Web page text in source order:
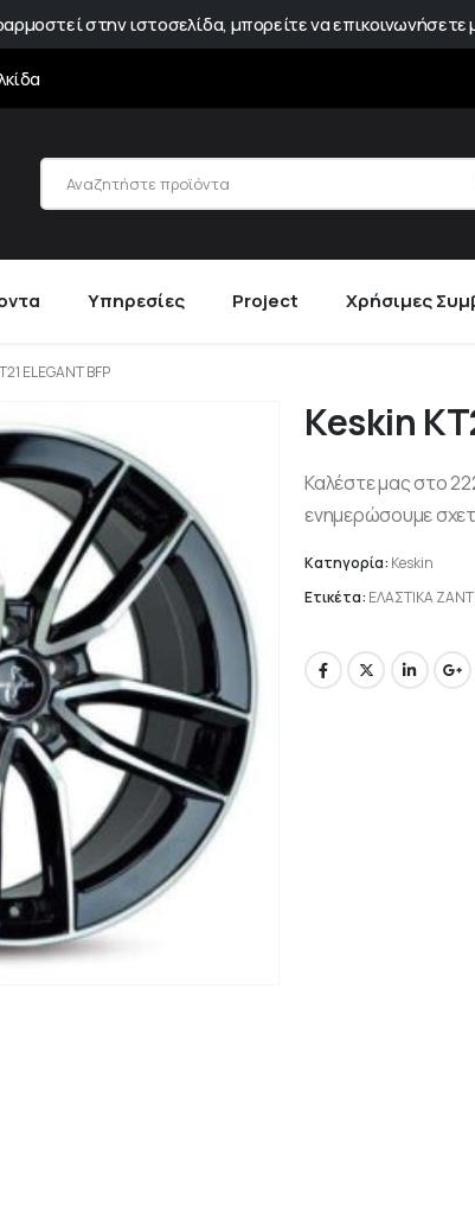
στην ιστοσελίδα, μπορείτε να
Υπηρεσίες Project Χρήσιμες
ELEGANT BFP
Keskin
Καλέστε μας στο
ενημερώσουμε
Κατηγορία: Keskin
Ετικέτα: ΕΛΑΣΤΙΚΑ